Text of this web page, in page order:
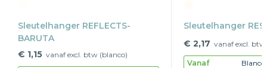
Sleutelhanger REFLECTS-
BARUTA
€ 1,15 vanaf excl. btw (blanco)
Sleutelhanger
€ 2,17 vanaf excl.
Vanaf
Blanco